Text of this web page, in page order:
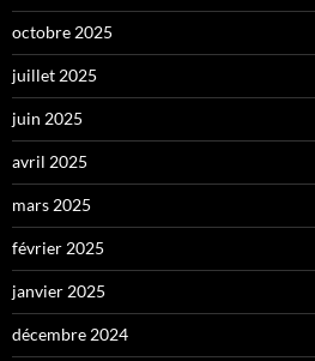
octobre 2025
juillet 2025
juin 2025
avril 2025
mars 2025
février 2025
janvier 2025
décembre 2024